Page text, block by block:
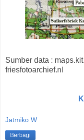
Sumber data :
friesfotoarchief.nl
Jatmiko W
Berbagi